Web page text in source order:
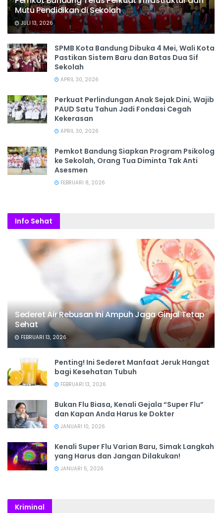
Mutu Pendidikan di Sekolah
JULI 13, 2026
SPMB Kota Bandung Dibuka 4 Mei, Wali Kota
Pastikan Sistem Baru dan Batas Dua Sif
Sekolah
APRIL 30, 2026
Perkuat Perlindungan Anak Sejak Dini, Wajib
PAUD Satu Tahun Jadi Fondasi Cegah
Kekerasan
APRIL 30, 2026
Pemkot Bandung Siapkan Program Psikolog
ke Sekolah, Orang Tua Diminta Tak Anti
Asesmen
FEBRUARI 8, 2026
Info Sehat
Sederet Air Rebusan Ini Ampuh Jaga Ginjal Tetap
Sehat
FEBRUARI 13, 2026
Penting! Ini Sederet Manfaat Jeruk Hangat
bagi Kesehatan Tubuh
FEBRUARI 13, 2026
Bukan Flu Biasa, Kenali Gejala “Super Flu”
dan Kapan Anda Harus ke Dokter
JANUARI 10, 2026
Kenali Super Flu Varian Baru, Simak Langkah
yang Harus dan Jangan Dilakukan!
JANUARI 5, 2026
Kriminal